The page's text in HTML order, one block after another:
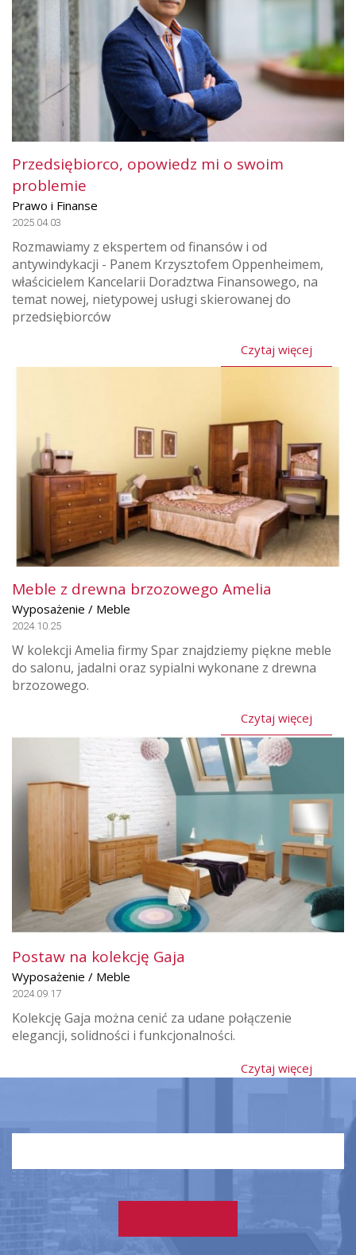
Przedsiębiorco, opowiedz mi o swoim
problemie
Prawo i Finanse
2025.04.03
Rozmawiamy z ekspertem od finansów i od
antywindykacji - Panem Krzysztofem Oppenheimem,
właścicielem Kancelarii Doradztwa Finansowego, na
temat nowej, nietypowej usługi skierowanej do
przedsiębiorców
Czytaj więcej
Meble z drewna brzozowego Amelia
Wyposażenie / Meble
2024.10.25
W kolekcji Amelia firmy Spar znajdziemy piękne meble
do salonu, jadalni oraz sypialni wykonane z drewna
brzozowego.
Czytaj więcej
Postaw na kolekcję Gaja
Wyposażenie / Meble
2024.09.17
Kolekcję Gaja można cenić za udane połączenie
elegancji, solidności i funkcjonalności.
Czytaj więcej